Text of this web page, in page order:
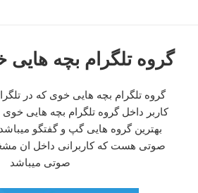
گروه تلگرام بچه هایی
گروه تلگرام بچه هایی خوی که در
کاربر داخل گروه تلگرام بچه هایی خوی
بهترین گروه هایی گپ و گفتگو
صوتی هست که کاربرانی داخل ان
صوتی میباشد